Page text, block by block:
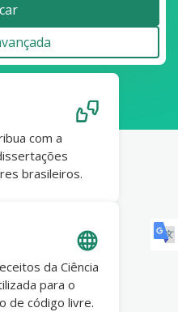
com a
brasileiros.
da Ciência
para o
de código livre.